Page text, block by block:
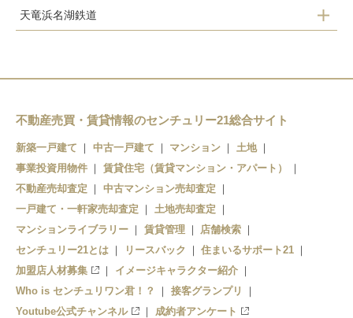
天竜浜名湖鉄道
大森
新所原
不動産売買・賃貸情報のセンチュリー21総合サイト
新築一戸建て 中古一戸建て マンション
土地
事業投資用物件
賃貸住宅（賃貸マンション・アパート）
不動産売却査定
中古マンション売却査定
一戸建て・一軒家売却査定
土地売却査定
マンションライブラリー
賃貸管理
店舗検索
センチュリー21とは
リースバック
住まいるサポート21
加盟店人材募集
イメージキャラクター紹介
Who is センチュリワン君！？
接客グランプリ
Youtube公式チャンネル
成約者アンケート